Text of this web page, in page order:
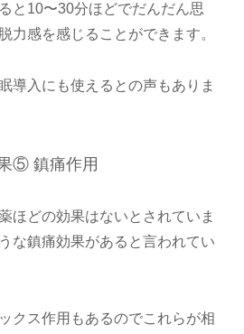
と10〜30分ほどでだんだん思
力感を感じることができます。
導入にも使えるとの声もありま
⑤ 鎮痛作用
ほどの効果はないとされていま
な鎮痛効果があると言われてい
クス作用もあるのでこれらが相